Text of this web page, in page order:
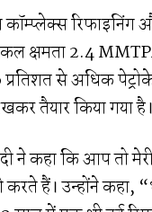
कॉम्प्लेक्स
क्षमता 2.4
से अधिक
तैयार किया गया है।
ने कहा कि आप तो
करते हैं। उन्होंने कहा,